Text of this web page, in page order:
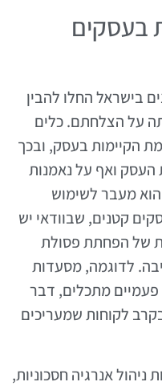
בעסקים
בישראל החלו להבין
על הצלחתם. כלים
הקיימות בעסק, ובכך
העסק ואף על נאמנות
מעבר לשימוש
קטנים, שבוודאי יש
של הפחתת פסולת
לדוגמה, מסעדות
פעמיים מתכלים, דבר
לקוחות שמעריכים
אנרגיה חסכוניות,